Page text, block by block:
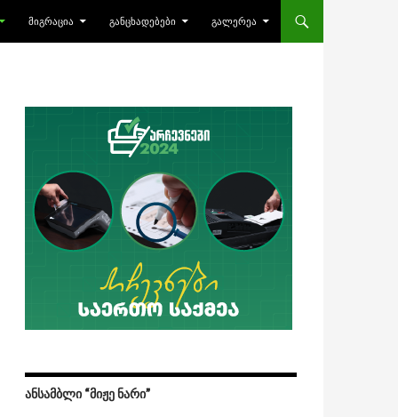
ᲛᲘᲒᲠᲐᲪᲘᲐ ᲒᲐᲜᲪᲮᲐᲓᲔᲑᲔᲑᲘ ᲒᲐᲚᲔᲠᲔᲐ
ᲐᲜᲡᲐᲛᲑᲚᲘ “ᲛᲘᲟᲔ ᲜᲐᲠᲘ”